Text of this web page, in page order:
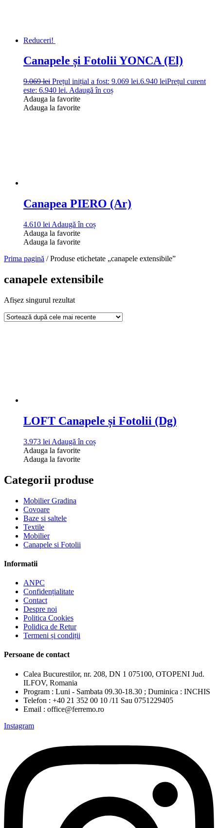
Reduceri!
Canapele și Fotolii YONCA (El)
9.069lei Prețul inițial a fost: 9.069 lei.6.940 leiPrețul curent
este: 6.940 lei. Adaugă în coș
Adauga la favorite
Adauga la favorite
Canapea PIERO (Ar)
4.610 lei Adaugă în coș
Adauga la favorite
Adauga la favorite
Prima pagină / Produse etichetate „canapele extensibile”
canapele extensibile
Afișez singurul rezultat
LOFT Canapele și Fotolii (Dg)
3.973 lei Adaugă în coș
Adauga la favorite
Adauga la favorite
Categorii produse
Mobilier Gradina
Covoare
Baze si saltele
Textile
Mobilier
Canapele si Fotolii
Informatii
ANPC
Confidențialitate
Contact
Despre noi
Politica Cookies
Polidica de Retur
Termeni și condiții
Persoane de contact
Calea Bucurestilor, nr. 208, DN 1 075100, OTOPENI Jud.
ILFOV, Romania
Program : Luni - Sambata 09.30-18.30 ; Duminica : INCHIS
Telefon : +40 21 352 00 10 /11 Sau 0751229405
Email : office@ferremo.ro
Instagram